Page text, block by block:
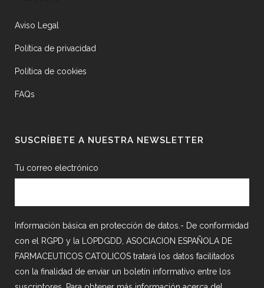
Aviso Legal
Política de privacidad
Política de cookies
FAQs
SUSCRÍBETE A NUESTRA NEWSLETTER
Tu correo electrónico
Información básica en protección de datos.- De conformidad
con el RGPD y la LOPDGDD, ASOCIACION ESPAÑOLA DE
FARMACEUTICOS CATOLICOS tratará los datos facilitados
con la finalidad de enviar un boletín informativo entre los